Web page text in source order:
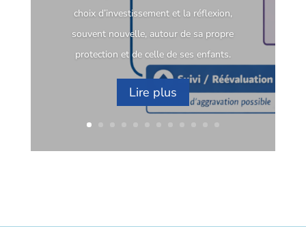
choix d’investissement et la réflexion,
souvent nouvelle, autour de sa propre
protection et de celle de ses enfants.
Lire plus